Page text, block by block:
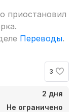
приостановил
Переводы.
3
2 дня
Не ограничено